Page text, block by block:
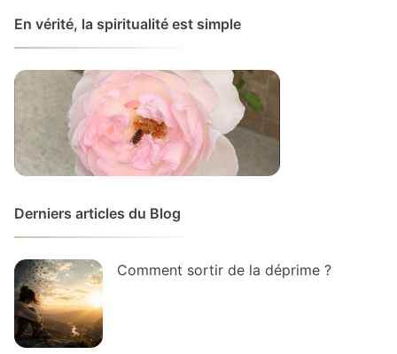
En vérité, la spiritualité est simple
Derniers articles du Blog
Comment sortir de la déprime ?